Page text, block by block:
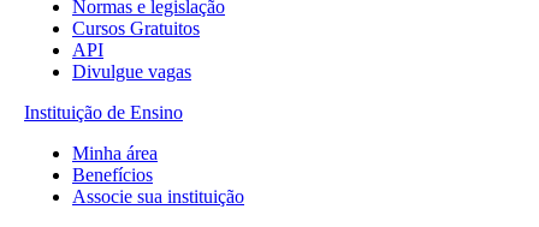
Normas e legislação
Cursos Gratuitos
API
Divulgue vagas
Instituição de Ensino
Minha área
Benefícios
Associe sua instituição